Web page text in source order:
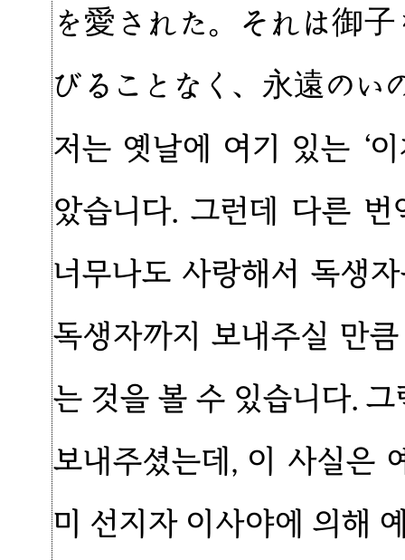
を愛された。それは御
びることなく、永遠のい
저는 옛날에 여기 있는 ‘
았습니다. 그런데 다른
너무나도 사랑해서 독생
독생자까지 보내주실 만
는 것을 볼 수 있습니다.
보내주셨는데, 이 사실은
미 선지자 이사야에 의해